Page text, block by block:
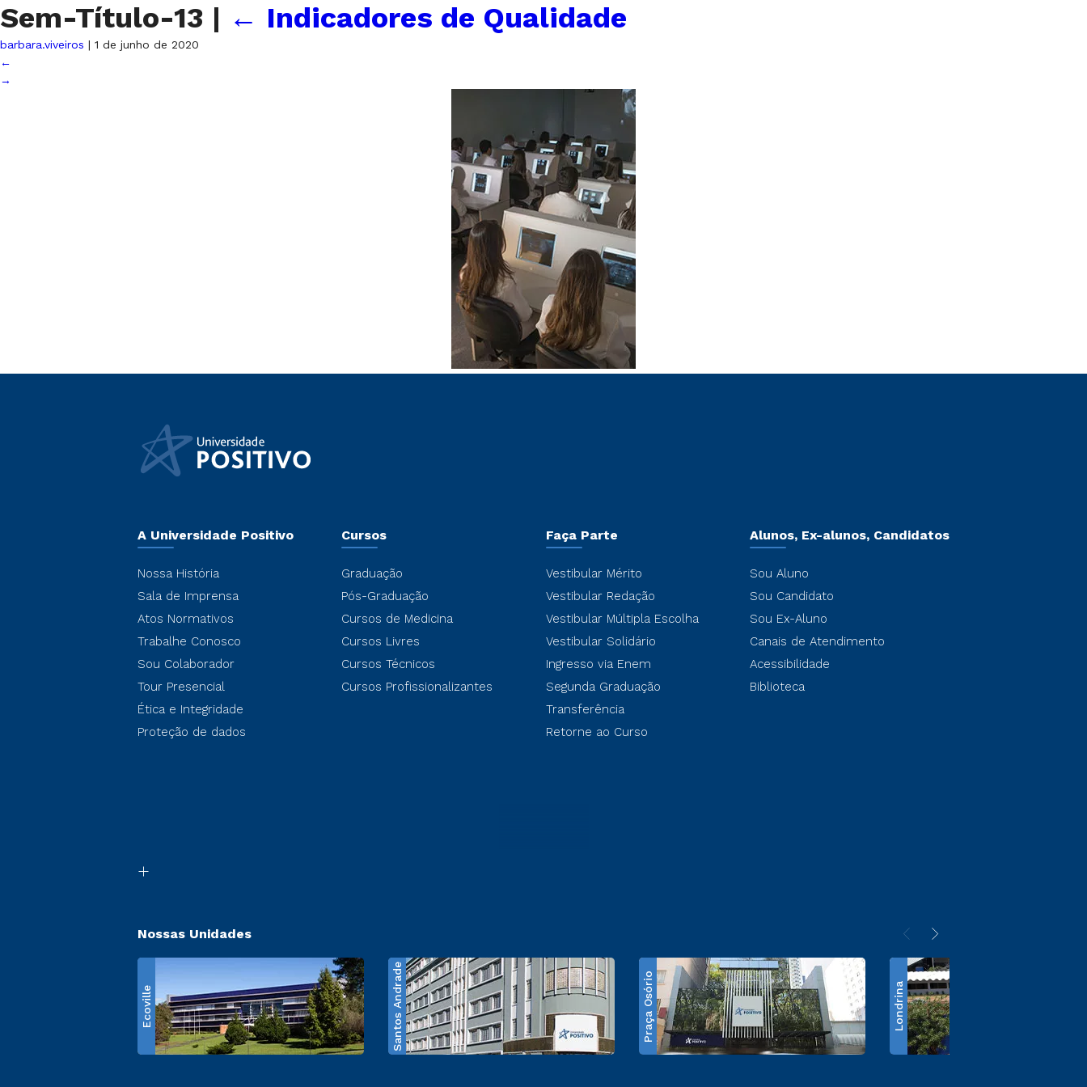
Sem-Título-13 | ← Indicadores de Qualidade
barbara.viveiros | 1 de junho de 2020
←
→
A Universidade Positivo
Nossa História
Sala de Imprensa
Atos Normativos
Trabalhe Conosco
Sou Colaborador
Tour Presencial
Ética e Integridade
Proteção de dados
Cursos
Graduação
Pós-Graduação
Cursos de Medicina
Cursos Livres
Cursos Técnicos
Cursos Profissionalizantes
Faça Parte
Vestibular Mérito
Vestibular Redação
Vestibular Múltipla Escolha
Vestibular Solidário
Ingresso via Enem
Segunda Graduação
Transferência
Retorne ao Curso
Alunos, Ex-alunos, Candidatos
Sou Aluno
Sou Candidato
Sou Ex-Aluno
Canais de Atendimento
Acessibilidade
Biblioteca
Nossas Unidades
Ecoville Santos Andrade Praça Osório Londrina